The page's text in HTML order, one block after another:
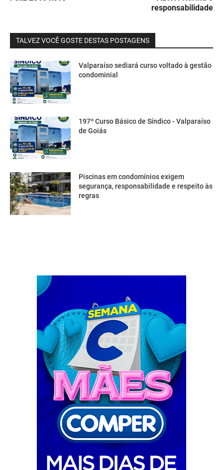
responsabilidade
TALVEZ VOCÊ GOSTE DESTAS POSTAGENS
Valparaíso sediará curso voltado à gestão
condominial
197º Curso Básico de Síndico - Valparaíso
de Goiás
Piscinas em condomínios exigem
segurança, responsabilidade e respeito às
regras